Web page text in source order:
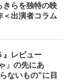
きらを独特の映
＜出演者コラム
』レビュー
」の先にあ
ないもの”に目